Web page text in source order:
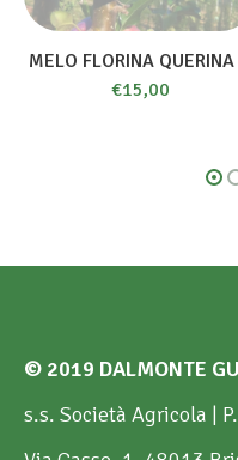
MELO FLORINA
€15,00
© 2019 DALMONTE
s.s. Società Agricola |